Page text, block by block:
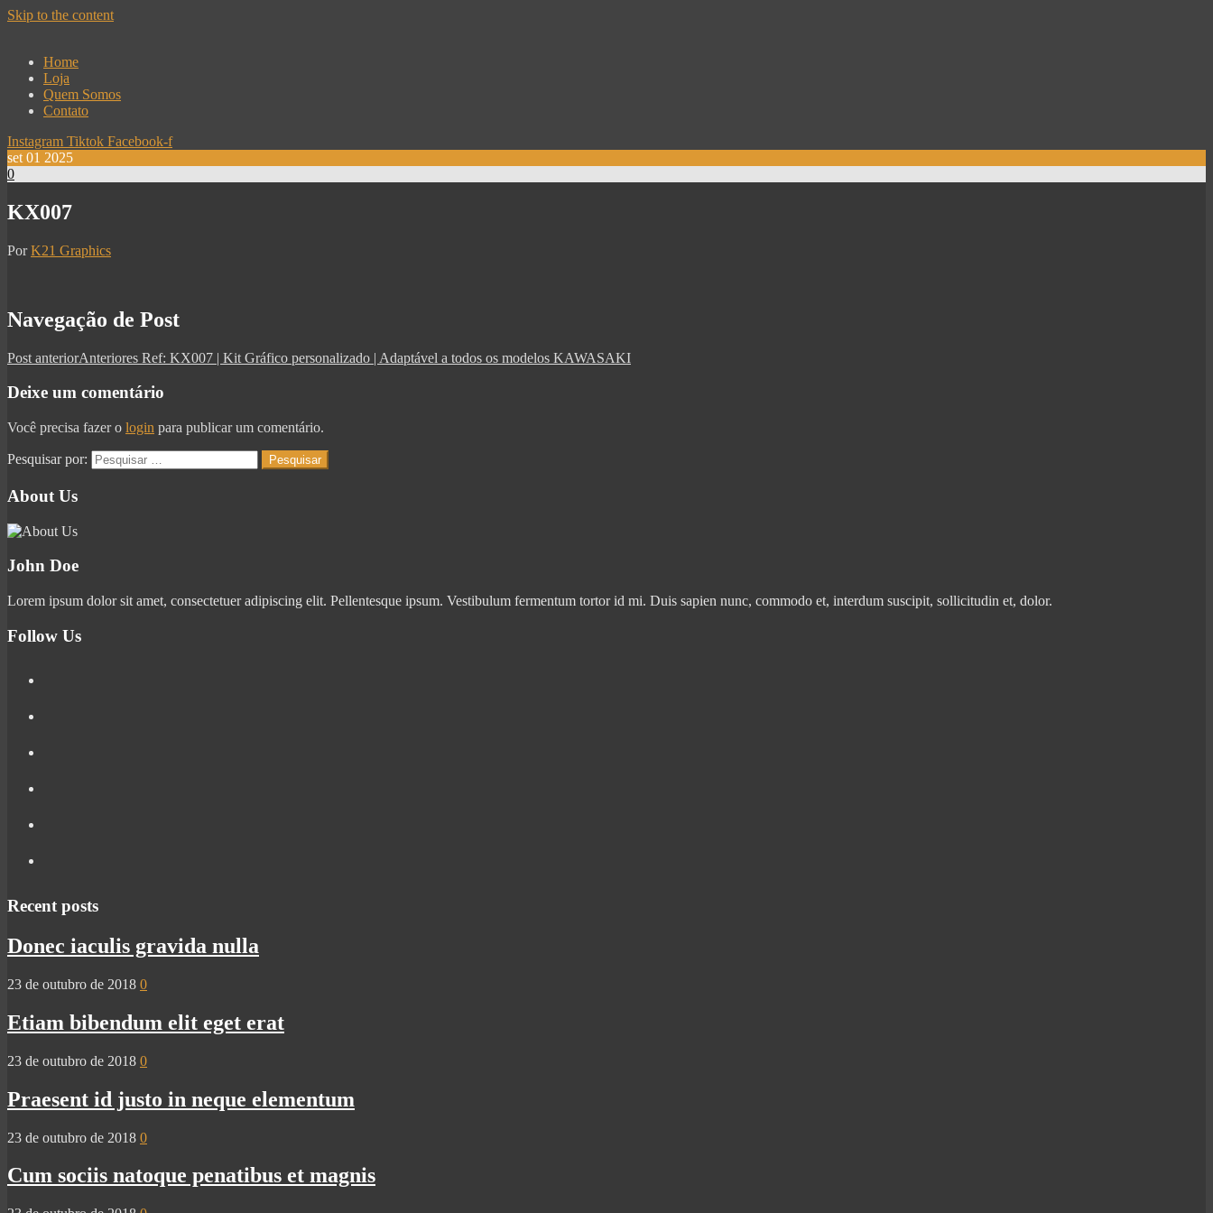
Skip to the content
Home
Loja
Quem Somos
Contato
Instagram Tiktok Facebook-f
set 01 2025
0
KX007
Por K21 Graphics
Navegação de Post
Post anteriorAnteriores Ref: KX007 | Kit Gráfico personalizado | Adaptável a todos os modelos KAWASAKI
Deixe um comentário
Você precisa fazer o login para publicar um comentário.
Pesquisar por:
About Us
John Doe
Lorem ipsum dolor sit amet, consectetuer adipiscing elit. Pellentesque ipsum. Vestibulum fermentum tortor id mi. Duis sapien nunc, commodo et, interdum suscipit, sollicitudin et, dolor.
Follow Us
Recent posts
Donec iaculis gravida nulla
23 de outubro de 2018 0
Etiam bibendum elit eget erat
23 de outubro de 2018 0
Praesent id justo in neque elementum
23 de outubro de 2018 0
Cum sociis natoque penatibus et magnis